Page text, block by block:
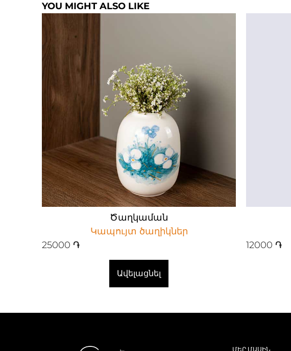
YOU MIGHT ALSO LIKE
Ծաղկաման
Կապույտ ծաղիկներ
25000 ֏
Ավելացնել
12000 ֏
ՄԵՐ ՄԱՍԻՆ